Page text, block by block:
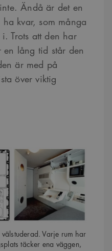
Ändå är det en
kvar, som många
Trots att den har
lång tid står den
är med på
över viktig
Varje rum har
täcker ena väggen,